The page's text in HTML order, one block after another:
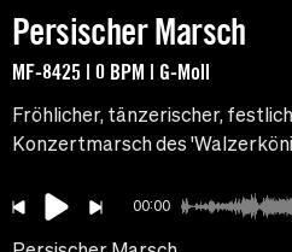
Persischer Marsch
MF-8425 | 0 BPM | G-Moll
Fröhlicher, tänzerischer,
Konzertmarsch des
00:00